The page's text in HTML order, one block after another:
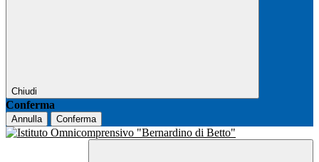
Chiudi
Conferma
Annulla Conferma